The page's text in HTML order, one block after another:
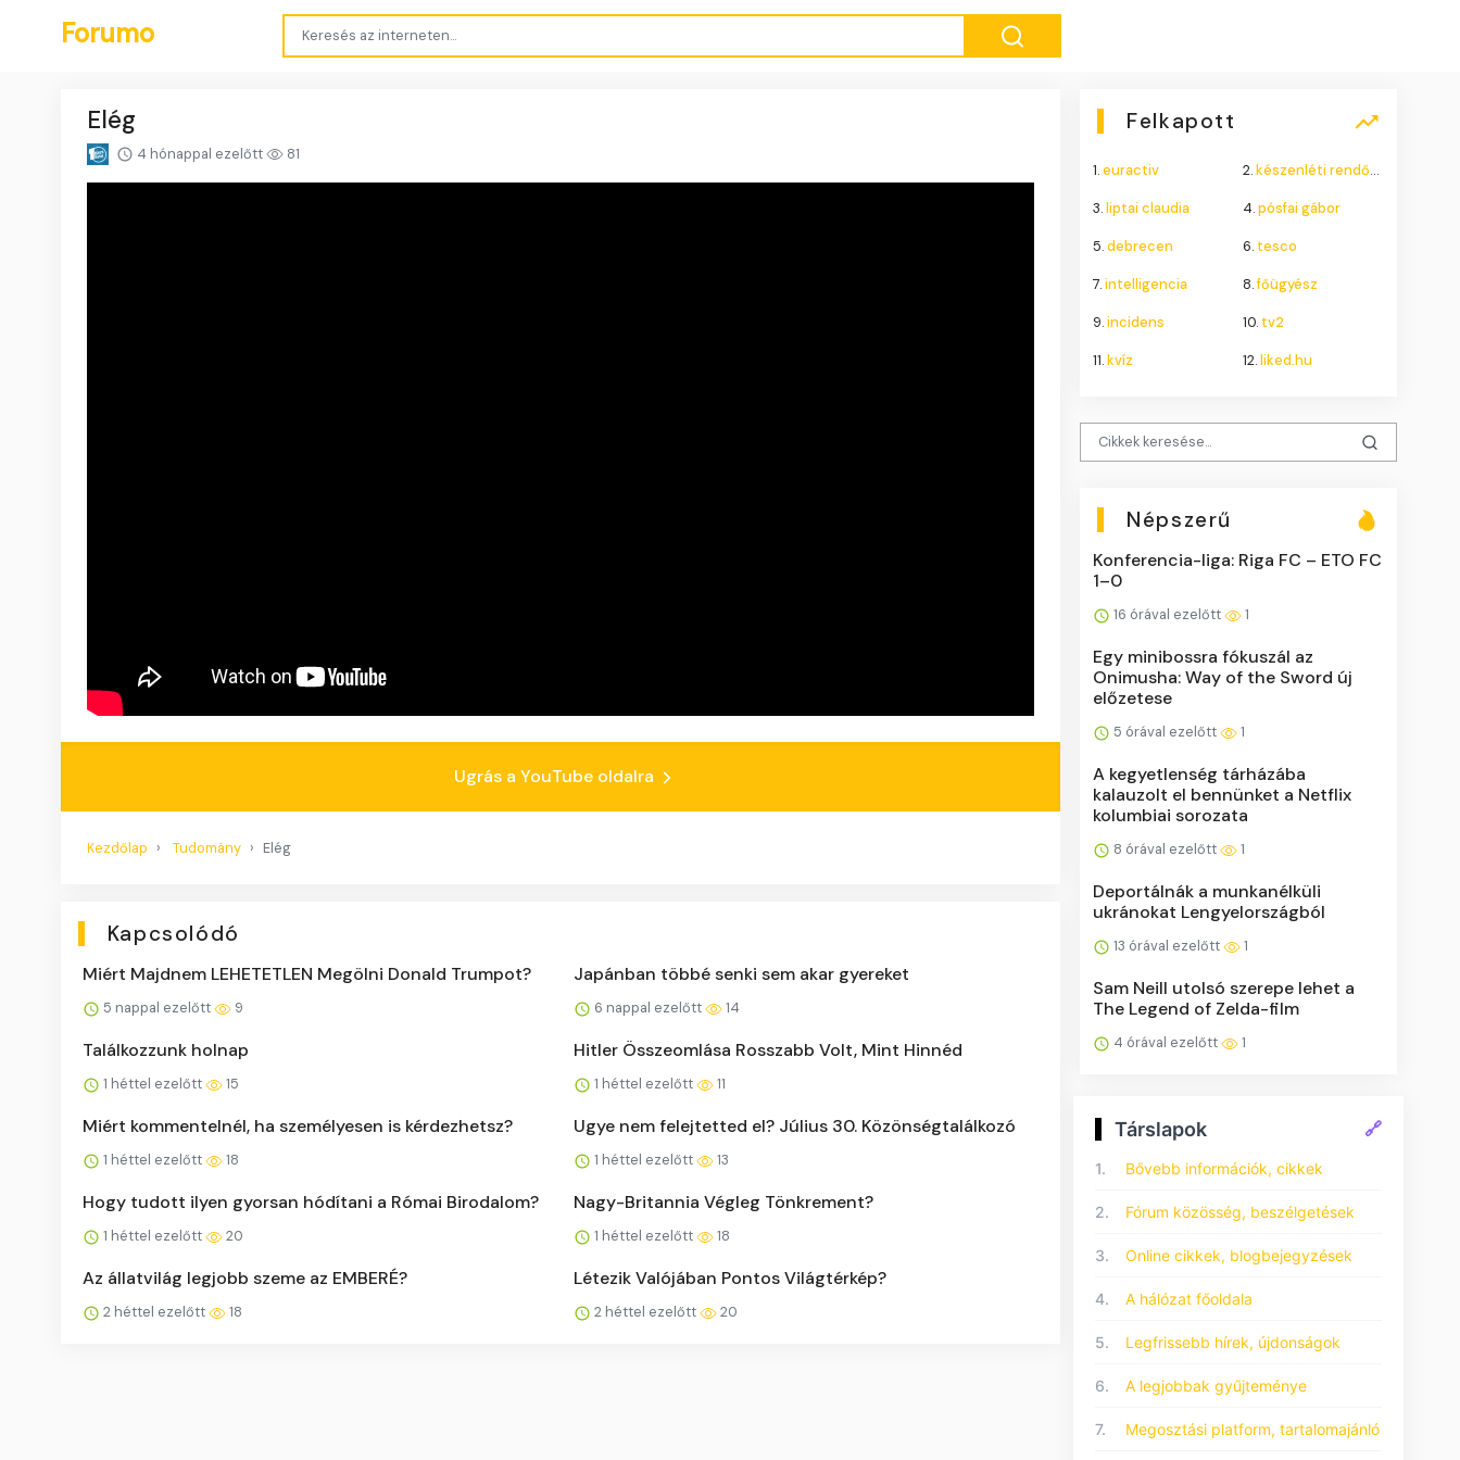
Forumo
Elég
4 hónappal ezelőtt 81
Ugrás a YouTube oldalra
Kezdőlap Tudomány Elég
Kapcsolódó
Miért Majdnem LEHETETLEN Megölni Donald Trumpot?
5 nappal ezelőtt 9
Japánban többé senki sem akar gyereket
6 nappal ezelőtt 14
Találkozzunk holnap
1 héttel ezelőtt 15
Hitler Összeomlása Rosszabb Volt, Mint Hinnéd
1 héttel ezelőtt 11
Miért kommentelnél, ha személyesen is kérdezhetsz?
1 héttel ezelőtt 18
Ugye nem felejtetted el? Július 30. Közönségtalálkozó
1 héttel ezelőtt 13
Hogy tudott ilyen gyorsan hódítani a Római Birodalom?
1 héttel ezelőtt 20
Nagy-Britannia Végleg Tönkrement?
1 héttel ezelőtt 18
Az állatvilág legjobb szeme az EMBERÉ?
2 héttel ezelőtt 18
Létezik Valójában Pontos Világtérkép?
2 héttel ezelőtt 20
Felkapott
1.euractiv 2.készenléti rendőrség
3.liptai claudia 4.pósfai gábor
5.debrecen 6. tesco
7.intelligencia 8.főügyész
9.incidens 10. tv2
11.kvíz 12.liked.hu
Népszerű
Konferencia-liga: Riga FC – ETO FC
1–0
16 órával ezelőtt 1
Egy minibossra fókuszál az
Onimusha: Way of the Sword új
előzetese
5 órával ezelőtt 1
A kegyetlenség tárházába
kalauzolt el bennünket a Netflix
kolumbiai sorozata
8 órával ezelőtt 1
Deportálnák a munkanélküli
ukránokat Lengyelországból
13 órával ezelőtt 1
Sam Neill utolsó szerepe lehet a
The Legend of Zelda-film
4 órával ezelőtt 1
Társlapok 🔗
1. Bővebb információk, cikkek
2. Fórum közösség, beszélgetések
3. Online cikkek, blogbejegyzések
4. A hálózat főoldala
5. Legfrissebb hírek, újdonságok
6. A legjobbak gyűjteménye
7. Megosztási platform, tartalomajánló